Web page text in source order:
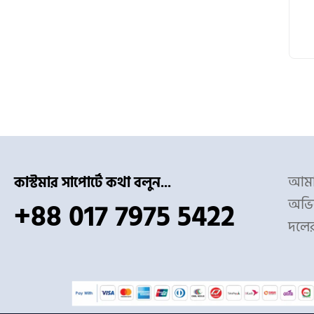
কাস্টমার সাপোর্টে কথা বলুন...
+88 017 7975 5422